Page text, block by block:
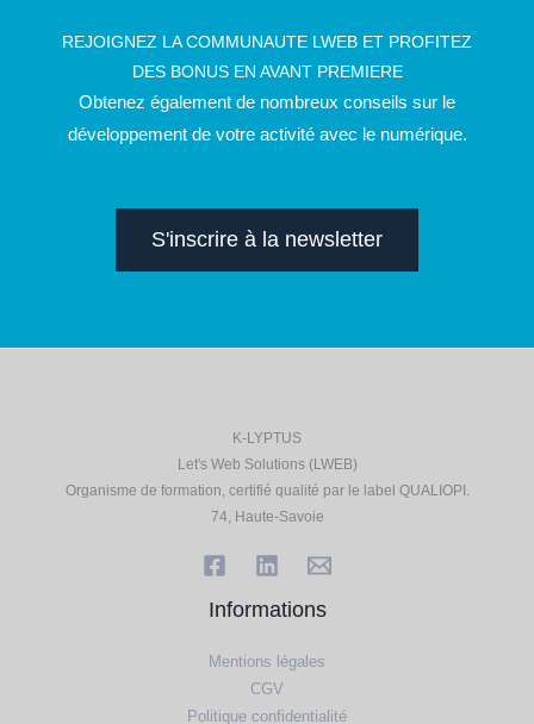
REJOIGNEZ LA COMMUNAUTE LWEB ET PROFITEZ
DES BONUS EN AVANT PREMIERE
Obtenez également de nombreux conseils sur le
développement de votre activité avec le numérique.
S'inscrire à la newsletter
K-LYPTUS
Let's Web Solutions (LWEB)
Organisme de formation, certifié qualité par le label QUALIOPI.
74, Haute-Savoie
Informations
Mentions légales
CGV
Politique confidentialité